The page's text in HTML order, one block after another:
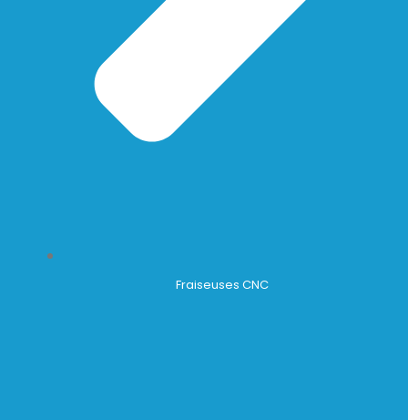
Fraiseuses CNC